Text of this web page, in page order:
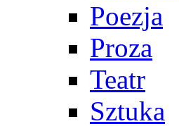
Poezja
Proza
Teatr
Sztuka